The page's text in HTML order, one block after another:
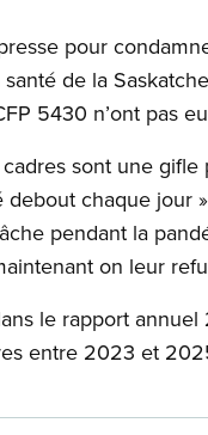
pour
de la
5430 n’ont pas
sont une
chaque jour
pendant la
on leur
le rapport
entre 2023 et